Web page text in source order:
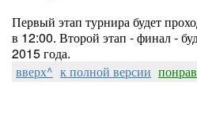
Первый этап турнира будет
в 12:00. Второй этап - финал -
2015 года.
вверх^ к полной версии